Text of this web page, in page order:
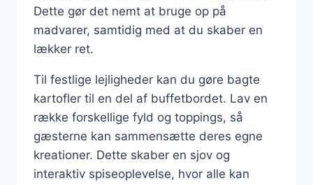
Dette gør det nemt at bruge op på
madvarer, samtidig med at du skaber en
lækker ret.
Til festlige lejligheder kan du gøre bagte
kartofler til en del af buffetbordet. Lav en
række forskellige fyld og toppings, så
gæsterne kan sammensætte deres egne
kreationer. Dette skaber en sjov og
interaktiv spiseoplevelse, hvor alle kan